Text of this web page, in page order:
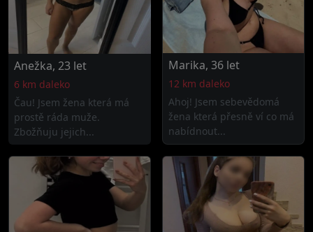
Anežka, 23 let
6 km daleko
Čau! Jsem žena která má
prostě ráda muže.
Zbožňuju jejich...
Marika, 36 let
12 km daleko
Ahoj! Jsem sebevědomá
žena která přesně ví co má
nabídnout...